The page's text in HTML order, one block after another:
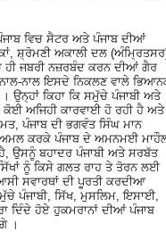
ਵਿਚ ਸੈਟਰ ਅਤੇ ਪੰਜਾਬ ਦੀਆਂ
ਸ਼੍ਰੋਮਣੀ ਅਕਾਲੀ ਦਲ
ਹੀ ਜਬਰੀ ਨਜ਼ਰਬੰਦ ਕਰਨ ਦੀਆਂ ਗੈਰ
ਨਾਲ ਇਸਦੇ ਨਿਕਲਣ ਵਾਲੇ
ਉਨ੍ਹਾਂ ਕਿਹਾ ਕਿ ਸਮੁੱਚੇ ਪੰਜਾਬੀ ਅਤੇ
ਕੋਈ ਅਜਿਹੀ ਕਾਰਵਾਈ ਹੋ ਰਹੀ ਹੈ ਅਤੇ
ਪੰਜਾਬ ਦੀ ਭਗਵੰਤ ਸਿੰਘ ਮਾਨ
ਅਮਲ ਕਰਕੇ ਪੰਜਾਬ ਦੇ ਅਮਨਮਈ
ਉਸਨੂੰ ਬਹਾਦਰ ਪੰਜਾਬੀ ਅਤੇ ਸਰਬੱਤ
ਨੂੰ ਕਿਸੇ ਗਲਤ ਰਾਹ ਤੇ ਤੋਰਨ ਲਈ
ਸਵਾਰਥਾਂ ਦੀ ਪੂਰਤੀ ਕਰਦੀਆ
ਪੰਜਾਬੀ, ਸਿੱਖ, ਮੁਸਲਿਮ, ਇਸਾਈ,
ਦਿੰਦੇ ਹੋਏ ਹੁਕਮਰਾਨਾਂ ਦੀਆਂ ਪੰਜਾਬ
।